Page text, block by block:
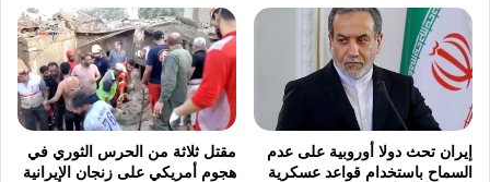
إيران تحث دولا أوروبية على عدم
السماح باستخدام قواعد عسكرية
مقتل ثلاثة من الحرس الثوري في
هجوم أمريكي على زنجان الإيرانية